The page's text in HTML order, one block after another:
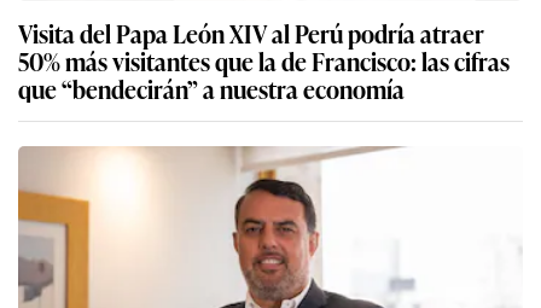
Visita del Papa León XIV al Perú podría atraer
50% más visitantes que la de Francisco: las cifras
que “bendecirán” a nuestra economía